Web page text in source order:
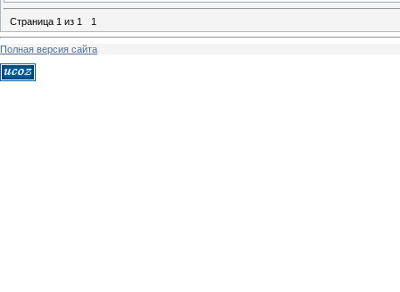
Страница 1 из 1 1
Полная версия сайта